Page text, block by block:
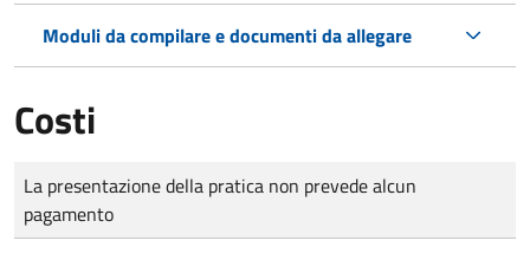
Moduli da compilare e documenti da allegare
Costi
Tipo di pagamento
Importo
La presentazione della pratica non prevede alcun
pagamento